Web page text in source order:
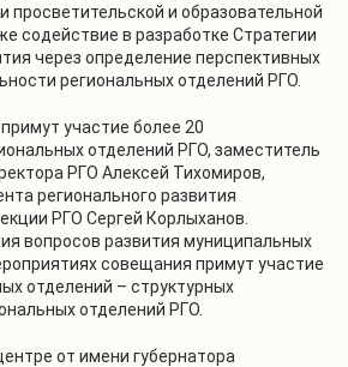
просветительской и образовательной
содействие в разработке Стратегии
через определение перспективных
региональных отделений РГО.
участие более 20
отделений РГО, заместитель
РГО Алексей Тихомиров,
регионального развития
РГО Сергей Корлыханов.
вопросов развития муниципальных
совещания примут участие
отделений – структурных
отделений РГО.
от имени губернатора